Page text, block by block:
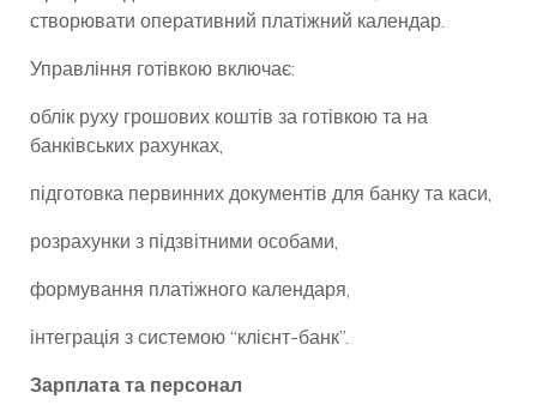
створювати оперативний платіжний календар.
Управління готівкою включає:
облік руху грошових коштів за готівкою та на
банківських рахунках,
підготовка первинних документів для банку та каси,
розрахунки з підзвітними особами,
формування платіжного календаря,
інтеграція з системою “клієнт-банк”.
Зарплата та персонал